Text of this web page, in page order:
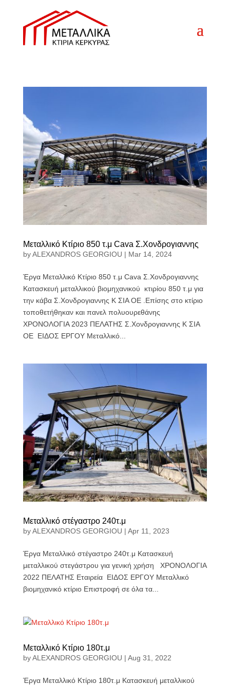
Μεταλλικό Κτίριο 850 τ.μ Cava Σ.Χονδρογιαννης
byALEXANDROS GEORGIOU | Mar 14, 2024
Έργα Μεταλλικό Κτίριο 850 τ.μ Cava Σ.Χονδρογιαννης
Κατασκευή μεταλλικού βιομηχανικού κτιρίου 850 τ.μ για
την κάβα Σ.Χονδρογιαννης Κ ΣΙΑ ΟΕ .Επίσης στο κτίριο
τοποθετήθηκαν και πανελ πολυουρεθάνης
ΧΡΟΝΟΛΟΓΙΑ 2023 ΠΕΛΑΤΗΣ Σ.Χονδρογιαννης Κ ΣΙΑ
ΟΕ ΕΙΔΟΣ ΕΡΓΟΥ Μεταλλικό...
Μεταλλικό στέγαστρο 240τ.μ
byALEXANDROS GEORGIOU | Apr 11, 2023
Έργα Μεταλλικό στέγαστρο 240τ.μ Κατασκευή
μεταλλικού στεγάστρου για γενική χρήση ΧΡΟΝΟΛΟΓΙΑ
2022 ΠΕΛΑΤΗΣ Εταιρεία ΕΙΔΟΣ ΕΡΓΟΥ Μεταλλικό
βιομηχανικό κτίριο Επιστροφή σε όλα τα...
Μεταλλικό Κτίριο 180τ.μ
byALEXANDROS GEORGIOU | Aug 31, 2022
Έργα Μεταλλικό Κτίριο 180τ.μ Κατασκευή μεταλλικού